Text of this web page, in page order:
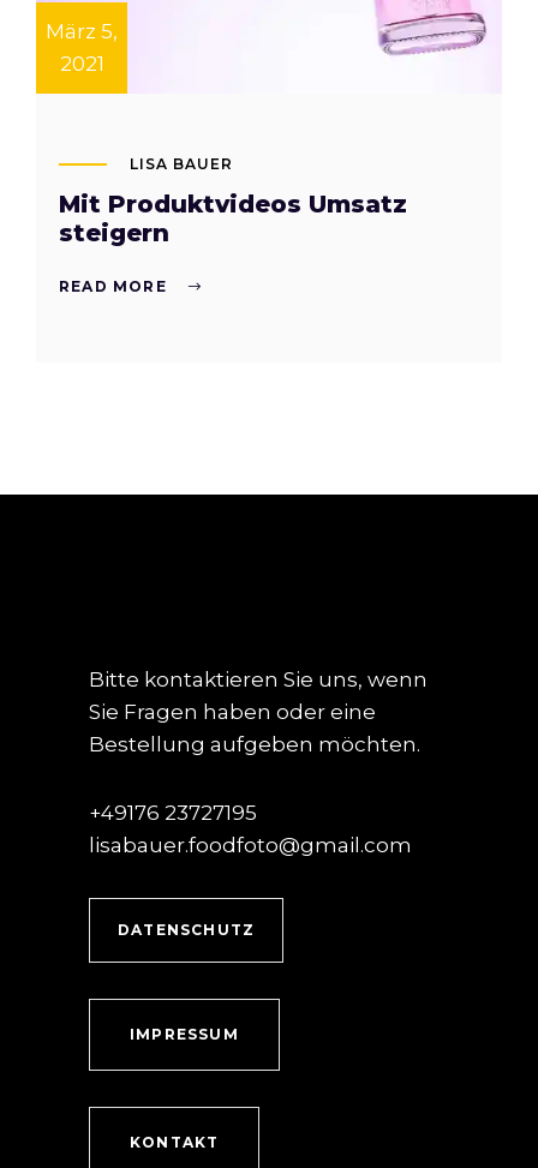
März 5,
2021
LISA BAUER
Mit Produktvideos Umsatz
steigern
READ MORE
Bitte kontaktieren Sie uns, wenn
Sie Fragen haben oder eine
Bestellung aufgeben möchten.
+49176 23727195
lisabauer.foodfoto@gmail.com
DATENSCHUTZ
IMPRESSUM
KONTAKT